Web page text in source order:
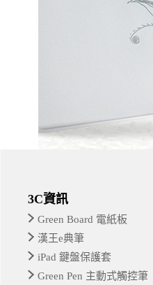
3C資訊
Green Board 電紙板
漢王e典筆
iPad 鍵盤保護套
Green Pen 主動式觸控筆